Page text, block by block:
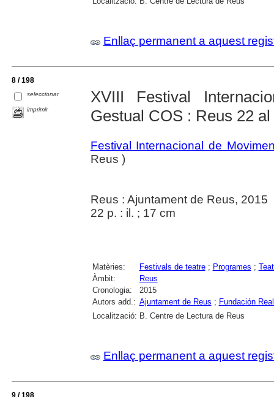
Enllaç permanent a aquest
8 / 198
seleccionar
imprimir
XVIII Festival
Gestual COS : Reus 22
Festival Internacional de
Reus )
Reus : Ajuntament de Reus, 2015
22 p. : il. ; 17 cm
Matèries: Festivals de teatre; Programes ;
Àmbit:
Reus
Cronologia:
2015
Autors add.: Ajuntament de Reus ; Fundación
Localització: B. Centre de Lectura de Reus
Enllaç permanent a aquest
9 / 198